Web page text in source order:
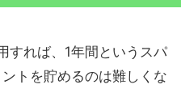
すれば、1年間というスパ
トを貯めるのは難しくな